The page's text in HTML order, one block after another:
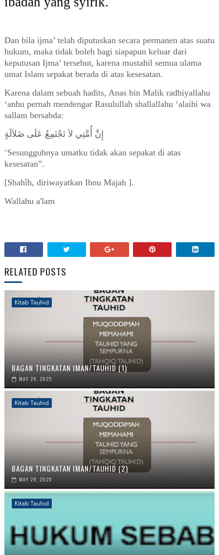
Dan bila ijma’ telah diputuskan secara permanen atas suatu
hukum, maka tidak boleh bagi siapapun keluar dari
keputusan Ijma’ tersebut, karena mustahil semua ulama
umat Islam sepakat berada di atas kesesatan.
Karena dalam sebuah hadits, Anas bin Malik radhiyallahu
‘anhu pernah mendengar Rasulullah shallallahu ‘alaihi wa
sallam bersabda:
إِنَّ أُمَّتِي لاَ تَجْتَمِعُ عَلَى ضَلاَلَةٍ
“Sesungguhnya umatku tidak akan sepakat di atas
kesesatan”.
[Shahîh, diriwayatkan Ibnu Majah ].
Wallahu a'lam
RELATED POSTS
Kitab Tauhid
BAGAN TINGKATAN IMAN/TAUHID (1)
MAY 29, 2025
Kitab Tauhid
BAGAN TINGKATAN IMAN/TAUHID (2)
MAY 29, 2025
Kitab Tauhid